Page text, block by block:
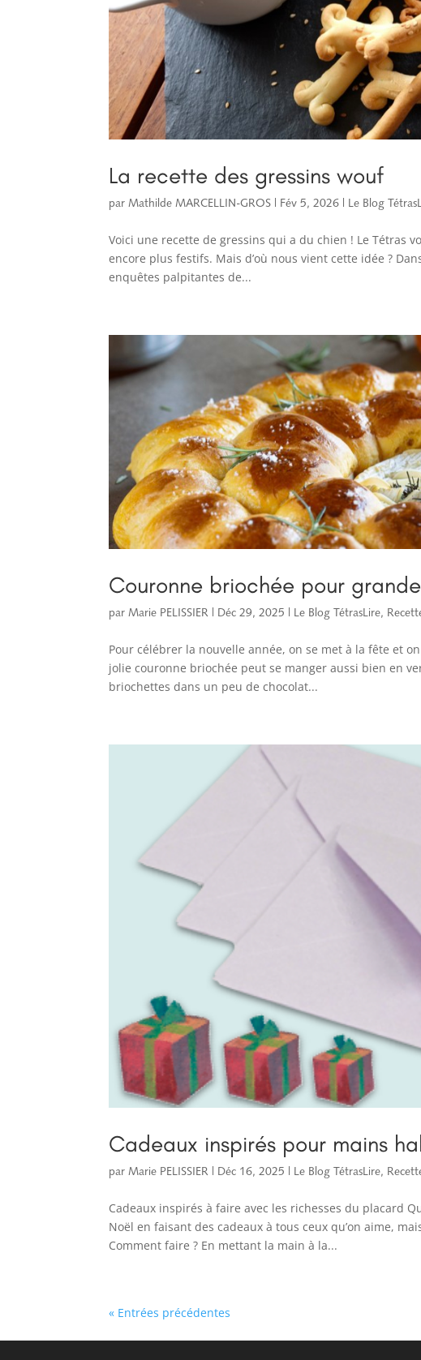
La recette des gressins wouf
parMathilde MARCELLIN-GROS | Fév 5, 2026 | Le Blog
Voici une recette de gressins qui a du chien ! Le Tétras
encore plus festifs. Mais d’où nous vient cette idée ?
enquêtes palpitantes de...
Couronne briochée pour
parMarie PELISSIER | Déc 29, 2025 | Le Blog TétrasLire,
Pour célébrer la nouvelle année, on se met à la fête et
jolie couronne briochée peut se manger aussi bien en
briochettes dans un peu de chocolat...
Cadeaux inspirés pour mains
parMarie PELISSIER Déc 16, 2025 Le Blog TétrasLire,
Cadeaux inspirés à faire avec les richesses du placard
Noël en faisant des cadeaux à tous ceux qu’on aime,
Comment faire ? En mettant la main à la...
« Entrées précédentes